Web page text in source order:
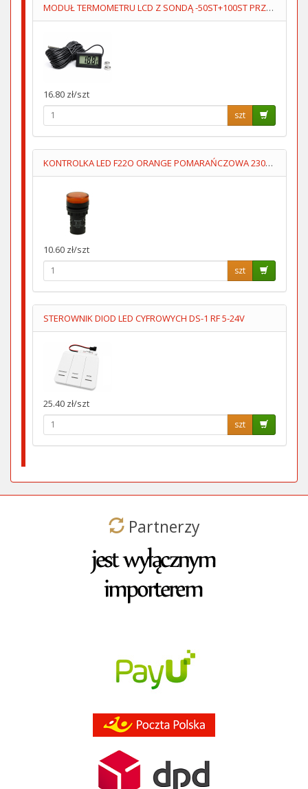
MODUŁ TERMOMETRU LCD Z SONDĄ -50ST+100ST PRZEWÓD 5M
16.80 zł/szt
szt
KONTROLKA LED F22O ORANGE POMARAŃCZOWA 230V AC FImontaź=22mm
10.60 zł/szt
szt
STEROWNIK DIOD LED CYFROWYCH DS-1 RF 5-24V
25.40 zł/szt
szt
Partnerzy